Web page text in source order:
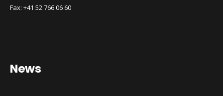
Fax: +41 52 766 06 60
News